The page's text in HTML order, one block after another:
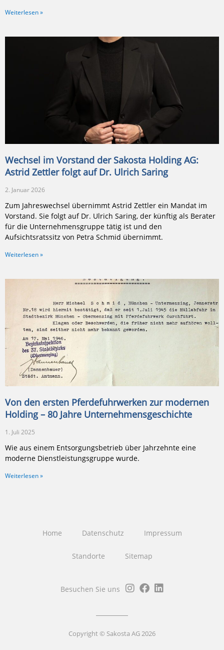
Weiterlesen »
Wechsel im Vorstand der Sakosta Holding AG:
Astrid Zettler folgt auf Dr. Ulrich Saring
2. Januar 2026
Zum Jahreswechsel übernimmt Astrid Zettler ein Mandat im
Vorstand. Sie folgt auf Dr. Ulrich Saring, der künftig als Berater
für die Unternehmensgruppe tätig ist und den
Aufsichtsratssitz von Petra Schmid übernimmt.
Weiterlesen »
Von den ersten Pferdefuhrwerken zur modernen
Holding – 80 Jahre Unternehmensgeschichte
1. Juli 2025
Wie aus einem Entsorgungsbetrieb über Jahrzehnte eine
moderne Dienstleistungsgruppe wurde.
Weiterlesen »
Home Datenschutz Impressum
Standorte Sitemap
Besuchen Sie uns
Copyright © Sakosta AG 2026